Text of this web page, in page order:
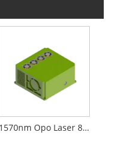
1570nm Opo Laser 80MJ 20Hz